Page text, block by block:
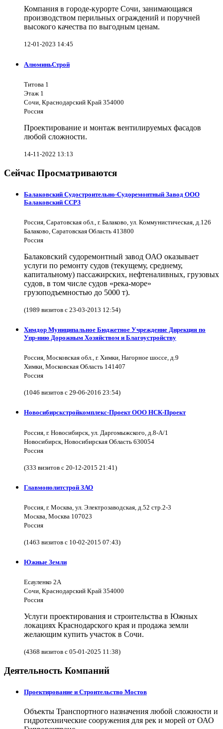
Компания в городе-курорте Сочи, занимающаяся
производством перильных ограждений и поручней
высокого качества по выгодным ценам.
12-01-2023 14:45
АлюминьСтрой
Титова 1
Этаж 1
Сочи, Краснодарский Край 354000
Россия
Проектирование и монтаж вентилируемых фасадов
любой сложности.
14-11-2022 13:13
Сейчас Просматриваются
Балаковский Судостроительно-Судоремонтный Завод ООО
Балаковский ССРЗ
Россия, Саратовская обл., г. Балаково, ул. Коммунистическая, д.126
Балаково, Саратовская Область 413800
Россия
Балаковский судоремонтный завод ОАО оказывает
услуги по ремонту судов (текущему, среднему,
капитальному) пассажирских, нефтеналивных, грузовых
судов, в том числе судов «река-море»
грузоподъемностью до 5000 т).
(1989 визитов с 23-03-2013 12:54)
Химдор Муниципальное Бюджетное Учреждение Дирекция по
Упр-нию Дорожным Хозяйством и Благоустройству
Россия, Московская обл., г. Химки, Нагорное шоссе, д.9
Химки, Московская Область 141407
Россия
(1046 визитов с 29-06-2016 23:54)
Новосибирскстройкомплекс-Проект ООО НСК-Проект
Россия, г. Новосибирск, ул. Даргомыжского, д.8-А/1
Новосибирск, Новосибирская Область 630054
Россия
(333 визитов с 20-12-2015 21:41)
Главмонолитстрой ЗАО
Россия, г. Москва, ул. Электрозаводская, д.52 стр.2-3
Москва, Москва 107023
Россия
(1463 визитов с 10-02-2015 07:43)
Южные Земли
Есауленко 2А
Сочи, Краснодарский Край 354000
Россия
Услуги проектирования и строительства в Южных
локациях Краснодарского края и продажа земли
желающим купить участок в Сочи.
(4368 визитов с 05-01-2025 11:38)
Деятельность Компаний
Проектирование и Строительство Мостов
Объекты Транспортного назначения любой сложности и
гидротехнические сооружения для рек и морей от ОАО